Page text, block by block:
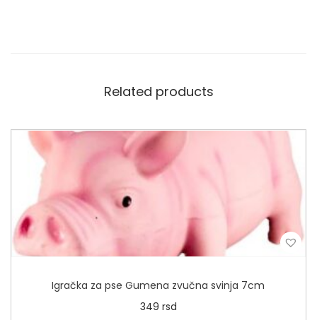
Related products
Igračka za pse Gumena zvučna svinja 7cm
349 rsd